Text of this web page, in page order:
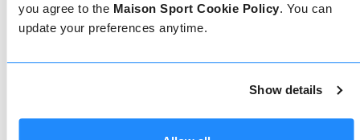
you agree to the Maison Sport Cookie Policy. You can
update your preferences anytime.
Show details
Meer dan 90% van onze reviews zijn 5 sterren. Lees
juiste leraar te kiezen. Boek lessen met een van
onze leraren voor een 5-sterrenervaring.